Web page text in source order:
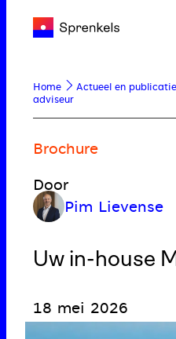
Home Actueel en
adviseur
Brochure
Door
Pim Lievense
Uw in-house
18 mei 2026